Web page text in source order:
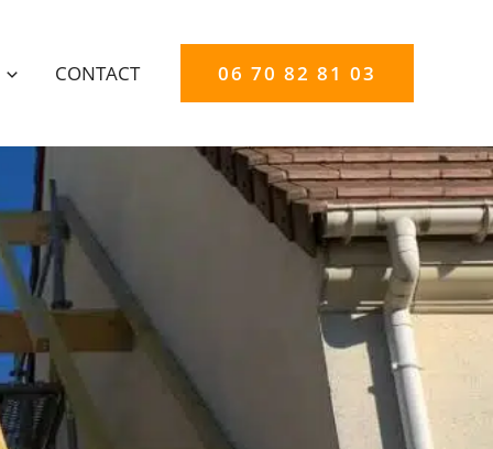
CONTACT 06 70 82 81 03